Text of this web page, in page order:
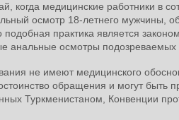
когда медицинские работники в
осмотр 18-летнего мужчины,
подобная практика является
анальные осмотры
не имеют медицинского
обращения и могут быть
Туркменистаном, Конвенции